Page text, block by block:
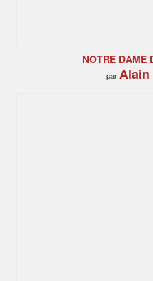
NOTRE DAME
parAlain